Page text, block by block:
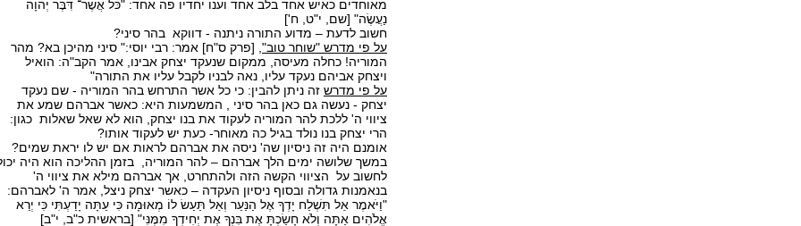
מאוחדים כאיש אחד בלב אחד וענו יחדיו פה אחד: "כֹּל אֲשֶׁר־ דִּבֶּר יְהוָה
נַעֲשֶׂה" [שם, י"ט, ח']
חשוב לדעת – מדוע התורה ניתנה - דווקא בהר סיני?
על פי מדרש "שוחר טוב" , [פרק ס"ח] אמר: רבי יוסי:" סיני מהיכן בא? מהר
המוריה! כחלה מעיסה, ממקום שנעקד יצחק אבינו, אמר הקב"ה: הואיל
ויצחק אביהם נעקד עליו, נאה לבניו לקבל עליו את התורה"
על פי מדרש זה ניתן להבין: כי כל אשר התרחש בהר המוריה - שם נעקד
יצחק - נעשה גם כאן בהר סיני , המשמעות היא: כאשר אברהם שמע את
ציווי ה' ללכת להר המוריה לעקוד את בנו יצחק, הוא לא שאל שאלות כגון:
הרי יצחק בנו נולד בגיל כה מאוחר- כעת יש לעקוד אותו?
אומנם היה זה ניסיון שה' ניסה את אברהם לראות אם יש לו יראת שמים?
במשך שלושה ימים הלך אברהם – להר המוריה, בזמן ההליכה הוא היה
לחשוב על הציווי הקשה הזה ולהתחרט, אך אברהם מילא את ציווי ה'
בנאמנות גדולה ובסוף ניסיון העקדה – כאשר יצחק ניצל, אמר ה' לאברהם:
"וַיֹּאמֶר אַל תִּשְׁלַח יָדְךָ אֶל הַנַּעַר וְאַל תַּעַשׂ לוֹ מְאוּמָה כִּי עַתָּה יָדַעְתִּי כִּי יְרֵא
אֱלֹהִים אַתָּה וְלֹא חָשַׂכְתָּ אֶת בִּנְךָ אֶת יְחִידְךָ מִמֶּנִּי" [בראשית כ"ב, י"ב]